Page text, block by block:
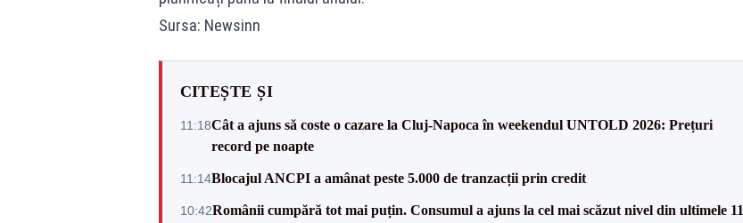
Sursa: Newsinn
CITEȘTE ȘI
11:18Cât a ajuns să coste o cazare la Cluj-Napoca în weekendul UNTOLD 2026: Prețuri
record pe noapte
11:14Blocajul ANCPI a amânat peste 5.000 de tranzacții prin credit
10:42Românii cumpără tot mai puțin. Consumul a ajuns la cel mai scăzut nivel din ultimele 11